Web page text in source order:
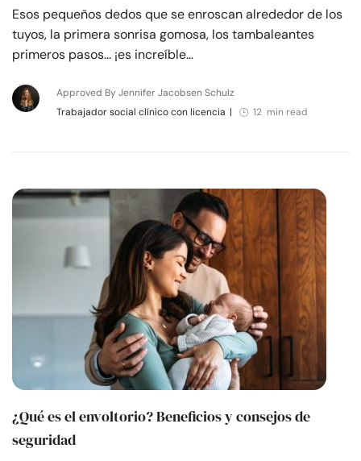
Esos pequeños dedos que se enroscan alrededor de los
tuyos, la primera sonrisa gomosa, los tambaleantes
primeros pasos... ¡es increíble…
Approved By Jennifer Jacobsen Schulz
Trabajador social clínico con licencia | 12 min read
¿Qué es el envoltorio? Beneficios y consejos de
seguridad